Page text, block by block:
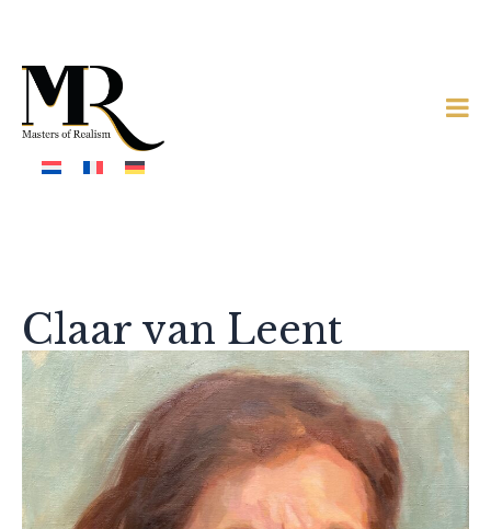
Claar van Leent